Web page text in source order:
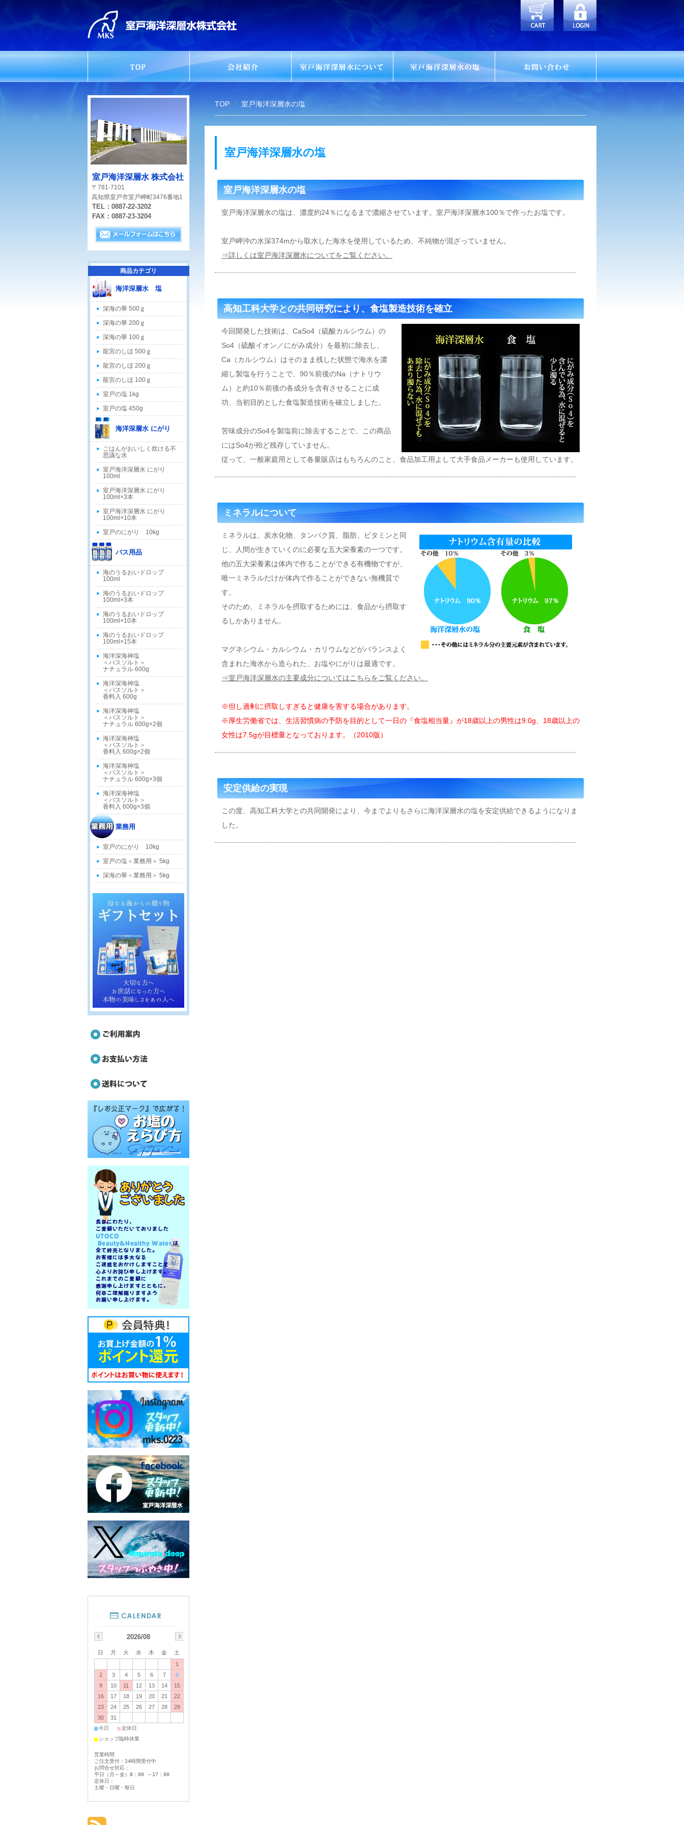
TOP 室戸海洋深層水の塩
室戸海洋深層水の塩
室戸海洋深層水の塩
室戸海洋深層水の塩は、濃度約24％になるまで濃縮させています。室戸海洋深層水100％で作ったお塩です。
室戸岬沖の水深374mから取水した海水を使用しているため、不純物が混ざっていません。
⇒詳しくは室戸海洋深層水についてをご覧ください。
高知工科大学との共同研究により、食塩製造技術を確立
今回開発した技術は、CaSo4（硫酸カルシウム）の
So4（硫酸イオン／にがみ成分）を最初に除去し、
Ca（カルシウム）はそのまま残した状態で海水を濃
縮し製塩を行うことで、90％前後のNa（ナトリウ
ム）と約10％前後の各成分を含有させることに成
功、当初目的とした食塩製造技術を確立しました。
苦味成分のSo4を製塩前に除去することで、この商品
にはSo4が殆ど残存していません。
従って、一般家庭用として各量販店はもちろんのこと、食品加工用よして大手食品メーカーも使用しています。
ミネラルについて
ミネラルは、炭水化物、タンパク質、脂肪、ビタミンと同
じ、人間が生きていくのに必要な五大栄養素の一つです。
他の五大栄養素は体内で作ることができる有機物ですが、
唯一ミネラルだけが体内で作ることができない無機質で
す。
そのため、ミネラルを摂取するためには、食品から摂取す
るしかありません。
マグネシウム・カルシウム・カリウムなどがバランスよく
含まれた海水から造られた、お塩やにがりは最適です。
⇒室戸海洋深層水の主要成分についてはこちらをご覧ください。
※但し過剰に摂取しすぎると健康を害する場合があります。
※厚生労働省では、生活習慣病の予防を目的として一日の『食塩相当量』が18歳以上の男性は9.0g、18歳以上の
女性は7.5gが目標量となっております。（2010版）
安定供給の実現
この度、高知工科大学との共同開発により、今までよりもさらに海洋深層水の塩を安定供給できるようになりま
した。
室戸海洋深層水 株式会社
〒781-7101
高知県室戸市室戸岬町3476番地1
TEL：0887-22-3202
FAX：0887-23-3204
商品カテゴリ
海洋深層水 塩
深海の華 500ｇ
深海の華 200ｇ
深海の華 100ｇ
龍宮のしほ 500ｇ
龍宮のしほ 200ｇ
龍宮のしほ 100ｇ
室戸の塩 1kg
室戸の塩 450g
海洋深層水 にがり
ごはんがおいしく炊ける不
思議な水
室戸海洋深層水 にがり
100ml
室戸海洋深層水 にがり
100ml×3本
室戸海洋深層水 にがり
100ml×10本
室戸のにがり 10kg
バス用品
海のうるおいドロップ
100ml
海のうるおいドロップ
100ml×3本
海のうるおいドロップ
100ml×10本
海のうるおいドロップ
100ml×15本
海洋深海神塩
＜バスソルト＞
ナチュラル 600g
海洋深海神塩
＜バスソルト＞
香料入 600g
海洋深海神塩
＜バスソルト＞
ナチュラル 600g×2個
海洋深海神塩
＜バスソルト＞
香料入 600g×2個
海洋深海神塩
＜バスソルト＞
ナチュラル 600g×3個
海洋深海神塩
＜バスソルト＞
香料入 600g×3個
業務用
室戸のにがり 10kg
室戸の塩＜業務用＞ 5kg
深海の華＜業務用＞ 5kg
2026/08
日 月 火 水 木 金
土
1
2
3 4 5 6 7
8
9
10 11 12 13 14
15
16
17 18 19 20 21
22
23
24 25 26 27 28
29
30
31
■ 今日 ■ 定休日
■ ショップ臨時休業
営業時間
ご注文受付：24時間受付中
お問合せ対応：
平日（月～金）8：00 ～17：00
定休日：
土曜・日曜・祭日